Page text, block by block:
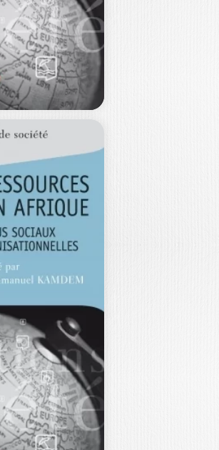
nouveaux liés à
crise
15,00€
évolutions de la
sa création
25,35€